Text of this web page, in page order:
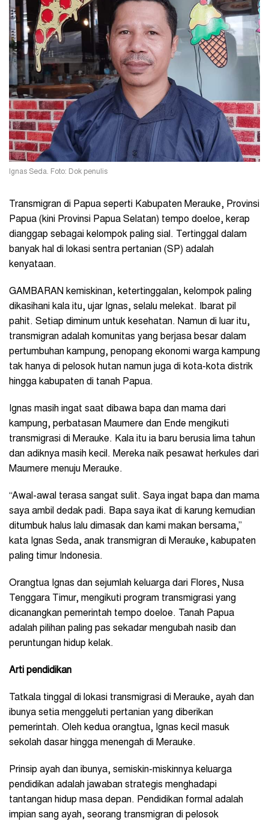
Ignas Seda. Foto: Dok penulis
Transmigran di Papua seperti Kabupaten Merauke, Provinsi
Papua (kini Provinsi Papua Selatan) tempo doeloe, kerap
dianggap sebagai kelompok paling sial. Tertinggal dalam
banyak hal di lokasi sentra pertanian (SP) adalah
kenyataan.
GAMBARAN kemiskinan, ketertinggalan, kelompok paling
dikasihani kala itu, ujar Ignas, selalu melekat. Ibarat pil
pahit. Setiap diminum untuk kesehatan. Namun di luar itu,
transmigran adalah komunitas yang berjasa besar dalam
pertumbuhan kampung, penopang ekonomi warga kampung
tak hanya di pelosok hutan namun juga di kota-kota distrik
hingga kabupaten di tanah Papua.
Ignas masih ingat saat dibawa bapa dan mama dari
kampung, perbatasan Maumere dan Ende mengikuti
transmigrasi di Merauke. Kala itu ia baru berusia lima tahun
dan adiknya masih kecil. Mereka naik pesawat herkules dari
Maumere menuju Merauke.
“Awal-awal terasa sangat sulit. Saya ingat bapa dan mama
saya ambil dedak padi. Bapa saya ikat di karung kemudian
ditumbuk halus lalu dimasak dan kami makan bersama,”
kata Ignas Seda, anak transmigran di Merauke, kabupaten
paling timur Indonesia.
Orangtua Ignas dan sejumlah keluarga dari Flores, Nusa
Tenggara Timur, mengikuti program transmigrasi yang
dicanangkan pemerintah tempo doeloe. Tanah Papua
adalah pilihan paling pas sekadar mengubah nasib dan
peruntungan hidup kelak.
Arti pendidikan
Tatkala tinggal di lokasi transmigrasi di Merauke, ayah dan
ibunya setia menggeluti pertanian yang diberikan
pemerintah. Oleh kedua orangtua, Ignas kecil masuk
sekolah dasar hingga menengah di Merauke.
Prinsip ayah dan ibunya, semiskin-miskinnya keluarga
pendidikan adalah jawaban strategis menghadapi
tantangan hidup masa depan. Pendidikan formal adalah
impian sang ayah, seorang transmigran di pelosok